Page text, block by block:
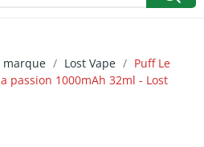
marque Lost Vape
Puff Le
passion 1000mAh 32ml - Lost